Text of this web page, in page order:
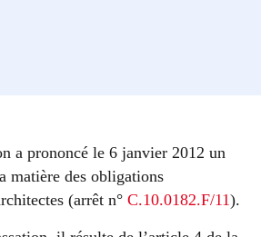
a prononcé le 6 janvier 2012 un
matière des obligations
(arrêt n° C.10.0182.F/11).